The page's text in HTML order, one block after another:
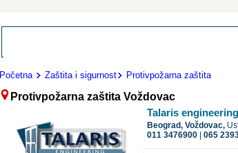
Početna Zaštita i sigurnost Protivpožarna zaštita
Protivpožarna zaštita Voždovac
Talaris
Beograd,Voždovac,
011 3476900 |065